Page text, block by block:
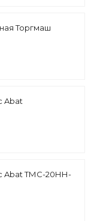
Торгмаш
Abat
Abat ТМС-20НН-